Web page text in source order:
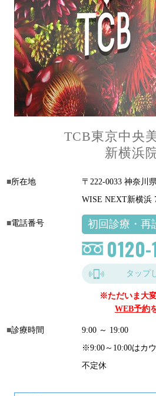
TCB東京中央
新横浜
所在地
〒222-0033 神奈川
WISE NEXT新横浜
電話番号 初回診療・再
タップ
※ただいま大
WEB予約
診療時間
9:00 ～ 19:00
※9:00～10:00はカ
不定休